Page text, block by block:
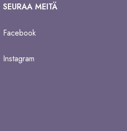
SEURAA MEITÄ
Facebook
Instagram